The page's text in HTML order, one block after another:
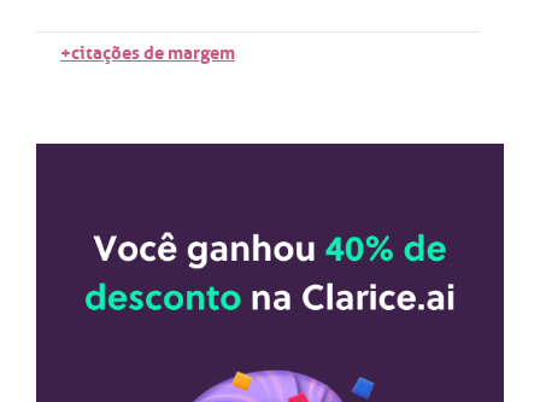
+citações de margem